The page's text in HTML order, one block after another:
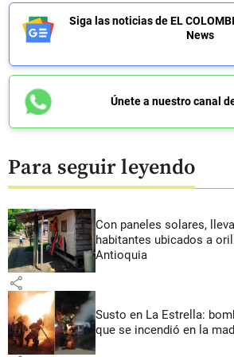
Siga las noticias de EL
News
Únete a nuestro canal
Para seguir leyendo
Con paneles solares,
habitantes ubicados a
Antioquia
share
Susto en La Estrella:
que se incendió en la